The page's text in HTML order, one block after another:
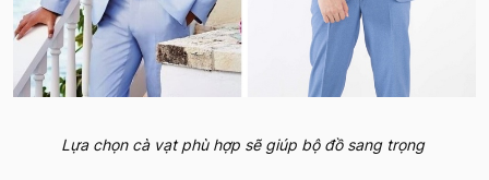
Lựa chọn cà vạt phù hợp sẽ giúp bộ đồ sang trọng